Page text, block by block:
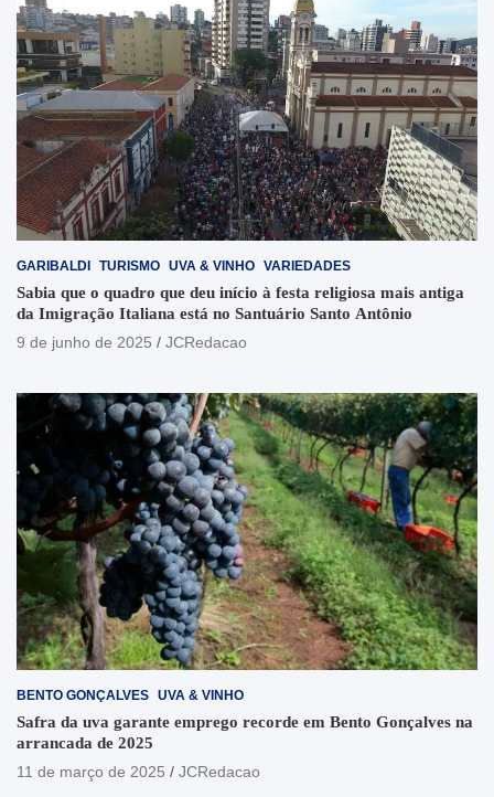
GARIBALDI TURISMO UVA & VINHO VARIEDADES
Sabia que o quadro que deu início à festa religiosa mais antiga
da Imigração Italiana está no Santuário Santo Antônio
9 de junho de 2025
JCRedacao
BENTO GONÇALVES UVA & VINHO
Safra da uva garante emprego recorde em Bento Gonçalves na
arrancada de 2025
11 de março de 2025
JCRedacao